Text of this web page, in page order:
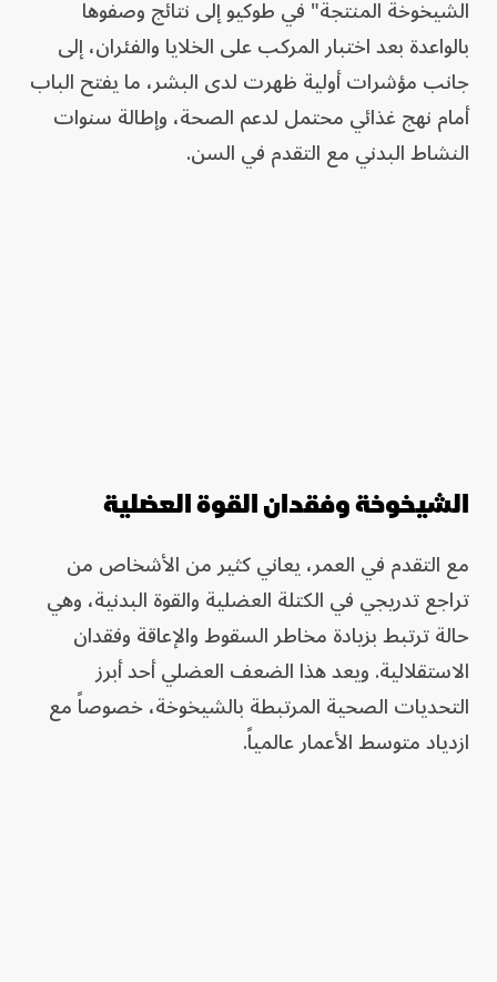
الشيخوخة المنتجة" في طوكيو إلى نتائج وصفوها
بالواعدة بعد اختبار المركب على الخلايا والفئران، إلى
جانب مؤشرات أولية ظهرت لدى البشر، ما يفتح الباب
أمام نهج غذائي محتمل لدعم الصحة، وإطالة سنوات
النشاط البدني مع التقدم في السن.
الشيخوخة وفقدان القوة العضلية
مع التقدم في العمر، يعاني كثير من الأشخاص من
تراجع تدريجي في الكتلة العضلية والقوة البدنية، وهي
حالة ترتبط بزيادة مخاطر السقوط والإعاقة وفقدان
الاستقلالية. ويعد هذا الضعف العضلي أحد أبرز
التحديات الصحية المرتبطة بالشيخوخة، خصوصاً مع
ازدياد متوسط الأعمار عالمياً.